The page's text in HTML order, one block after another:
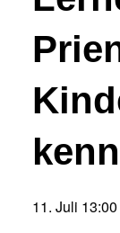
11. Juli 13:00